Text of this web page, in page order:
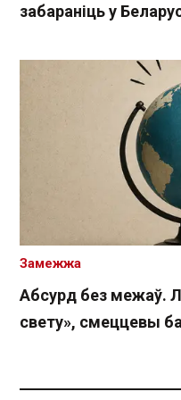
забараніць у
Абсурд без межаў.
свету», смеццевы
Замежжа